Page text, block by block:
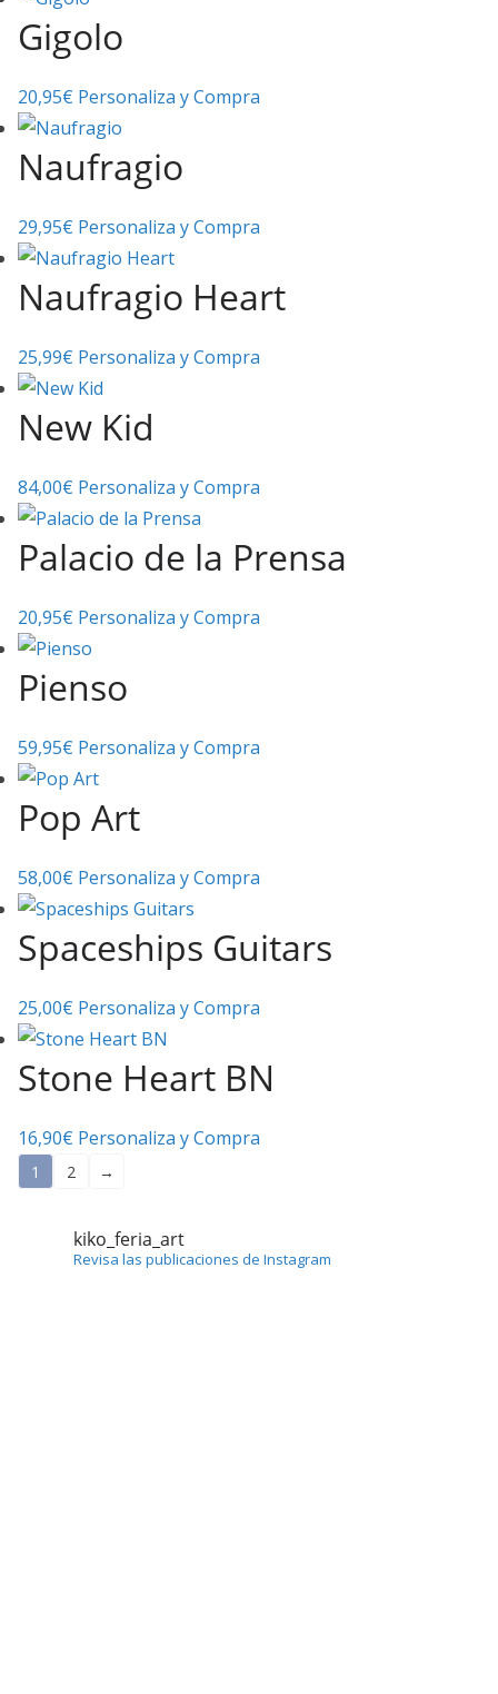
Gigolo
20,95€ Personaliza y Compra
Naufragio
29,95€ Personaliza y Compra
Naufragio Heart
25,99€ Personaliza y Compra
New Kid
84,00€ Personaliza y Compra
Palacio de la Prensa
20,95€ Personaliza y Compra
Pienso
59,95€ Personaliza y Compra
Pop Art
58,00€ Personaliza y Compra
Spaceships Guitars
25,00€ Personaliza y Compra
Stone Heart BN
16,90€ Personaliza y Compra
1 2 →
kiko_feria_art
Revisa las publicaciones de Instagram